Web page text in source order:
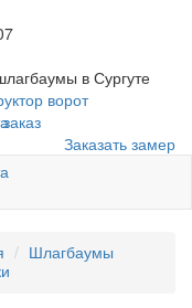
в Сургуте
ворот
Заказать замер
Шлагбаумы